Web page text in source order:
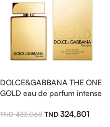
DOLCE&GABBANA THE ONE
GOLD eau de parfum intense
433,068 324,801